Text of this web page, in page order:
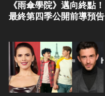
《雨傘學院》邁向終點！
最終第四季公開前導預告